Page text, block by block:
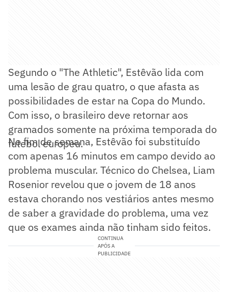
Segundo o "The Athletic", Estêvão lida com
uma lesão de grau quatro, o que afasta as
possibilidades de estar na Copa do Mundo.
Com isso, o brasileiro deve retornar aos
gramados somente na próxima temporada do
futebol europeu.
No fim de semana, Estêvão foi substituído
com apenas 16 minutos em campo devido ao
problema muscular. Técnico do Chelsea, Liam
Rosenior revelou que o jovem de 18 anos
estava chorando nos vestiários antes mesmo
de saber a gravidade do problema, uma vez
que os exames ainda não tinham sido feitos.
CONTINUA
APÓS A
PUBLICIDADE